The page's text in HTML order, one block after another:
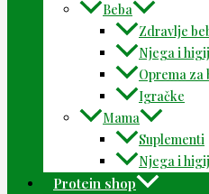
Beba
Zdravlje
Njega i
Oprema za
Igračke
Mama
Suplementi
Njega i
Protein shop